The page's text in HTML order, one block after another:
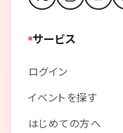
サービス
ログイン
イベントを探す
はじめての方へ